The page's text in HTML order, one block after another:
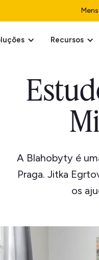
Recursos
A Blahobyty é
Praga. Jitka
os